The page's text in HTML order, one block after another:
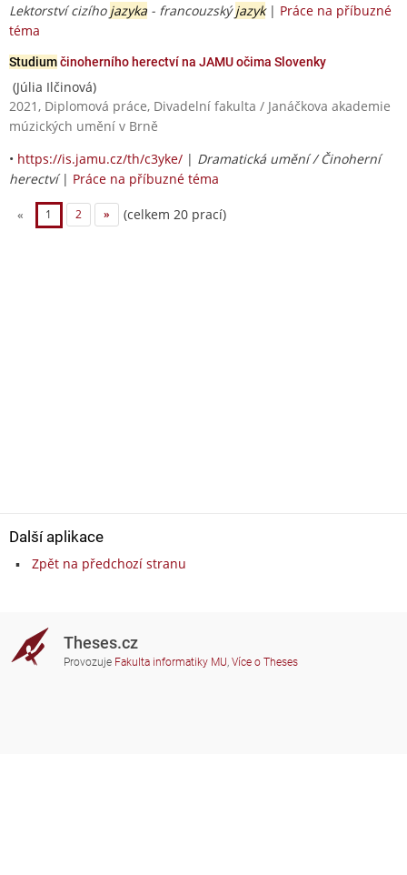
Lektorství cizího jazyka - francouzskýjazyk| Práce na příbuzné
téma
Studiumčinoherního herectví na JAMU očima Slovenky
(Júlia Ilčinová)
2021, Diplomová práce, Divadelní fakulta / Janáčkova akademie
múzických umění v Brně
• https://is.jamu.cz/th/c3yke/ | Dramatická umění / Činoherní
herectví| Práce na příbuzné téma
« 1 2 » (celkem 20 prací)
Další aplikace
Zpět na předchozí stranu
Theses.cz
Provozuje Fakulta informatiky MU, Více o Theses